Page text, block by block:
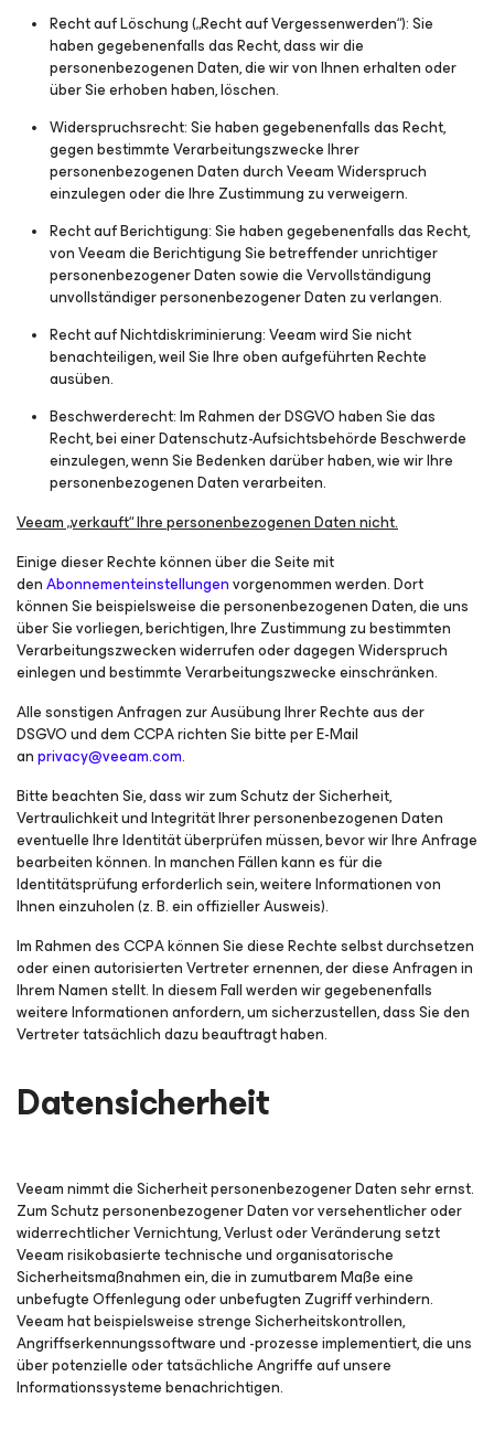
Recht auf Löschung („Recht auf Vergessenwerden“): Sie
haben gegebenenfalls das Recht, dass wir die
personenbezogenen Daten, die wir von Ihnen erhalten oder
über Sie erhoben haben, löschen.
Widerspruchsrecht: Sie haben gegebenenfalls das Recht,
gegen bestimmte Verarbeitungszwecke Ihrer
personenbezogenen Daten durch Veeam Widerspruch
einzulegen oder die Ihre Zustimmung zu verweigern.
Recht auf Berichtigung: Sie haben gegebenenfalls das Recht,
von Veeam die Berichtigung Sie betreffender unrichtiger
personenbezogener Daten sowie die Vervollständigung
unvollständiger personenbezogener Daten zu verlangen.
Recht auf Nichtdiskriminierung: Veeam wird Sie nicht
benachteiligen, weil Sie Ihre oben aufgeführten Rechte
ausüben.
Beschwerderecht: Im Rahmen der DSGVO haben Sie das
Recht, bei einer Datenschutz-Aufsichtsbehörde Beschwerde
einzulegen, wenn Sie Bedenken darüber haben, wie wir Ihre
personenbezogenen Daten verarbeiten.
Veeam „verkauft“ Ihre personenbezogenen Daten nicht.
Einige dieser Rechte können über die Seite mit
denAbonnementeinstellungenvorgenommen werden. Dort
können Sie beispielsweise die personenbezogenen Daten, die uns
über Sie vorliegen, berichtigen, Ihre Zustimmung zu bestimmten
Verarbeitungszwecken widerrufen oder dagegen Widerspruch
einlegen und bestimmte Verarbeitungszwecke einschränken.
Alle sonstigen Anfragen zur Ausübung Ihrer Rechte aus der
DSGVO und dem CCPA richten Sie bitte per E-Mail
anprivacy@veeam.com.
Bitte beachten Sie, dass wir zum Schutz der Sicherheit,
Vertraulichkeit und Integrität Ihrer personenbezogenen Daten
eventuelle Ihre Identität überprüfen müssen, bevor wir Ihre Anfrage
bearbeiten können. In manchen Fällen kann es für die
Identitätsprüfung erforderlich sein, weitere Informationen von
Ihnen einzuholen (z. B. ein offizieller Ausweis).
Im Rahmen des CCPA können Sie diese Rechte selbst durchsetzen
oder einen autorisierten Vertreter ernennen, der diese Anfragen in
Ihrem Namen stellt. In diesem Fall werden wir gegebenenfalls
weitere Informationen anfordern, um sicherzustellen, dass Sie den
Vertreter tatsächlich dazu beauftragt haben.
Datensicherheit
Veeam nimmt die Sicherheit personenbezogener Daten sehr ernst.
Zum Schutz personenbezogener Daten vor versehentlicher oder
widerrechtlicher Vernichtung, Verlust oder Veränderung setzt
Veeam risikobasierte technische und organisatorische
Sicherheitsmaßnahmen ein, die in zumutbarem Maße eine
unbefugte Offenlegung oder unbefugten Zugriff verhindern.
Veeam hat beispielsweise strenge Sicherheitskontrollen,
Angriffserkennungssoftware und -prozesse implementiert, die uns
über potenzielle oder tatsächliche Angriffe auf unsere
Informationssysteme benachrichtigen.